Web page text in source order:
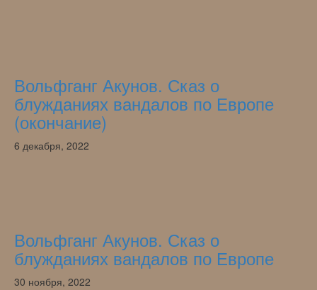
Вольфганг Акунов. Сказ о
блужданиях вандалов по Европе
(окончание)
6 декабря, 2022
Вольфганг Акунов. Сказ о
блужданиях вандалов по Европе
30 ноября, 2022